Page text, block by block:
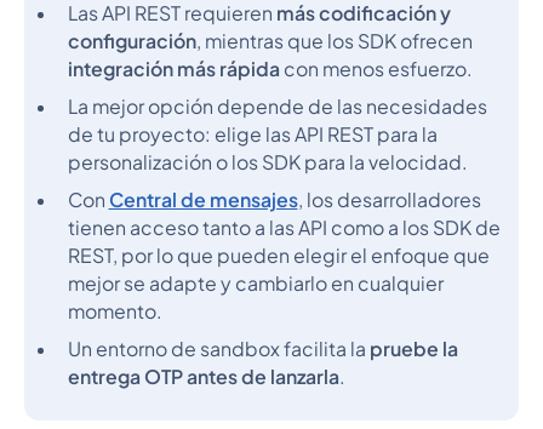
Las API REST requieren más codificación y
configuración, mientras que los SDK ofrecen
integración más rápida con menos esfuerzo.
La mejor opción depende de las necesidades
de tu proyecto: elige las API REST para la
personalización o los SDK para la velocidad.
Con Central de mensajes, los desarrolladores
tienen acceso tanto a las API como a los SDK de
REST, por lo que pueden elegir el enfoque que
mejor se adapte y cambiarlo en cualquier
momento.
Un entorno de sandbox facilita la pruebe la
entrega OTP antes de lanzarla.